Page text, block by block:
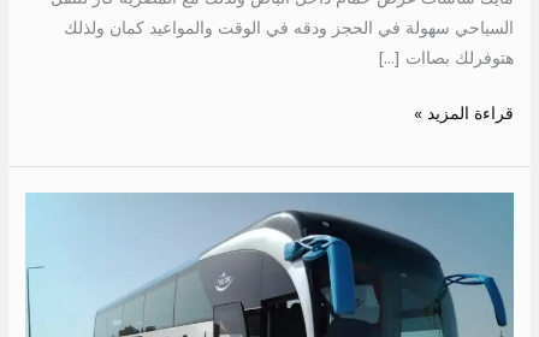
السياحي سهولة في الحجز ودقه في الوقت والمواعيد كمان ولذلك
هتوفرلك بصاات […]
قراءة المزيد »
راكب
الي